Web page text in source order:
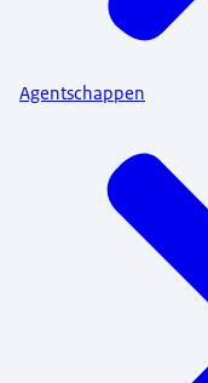
Agentschappen